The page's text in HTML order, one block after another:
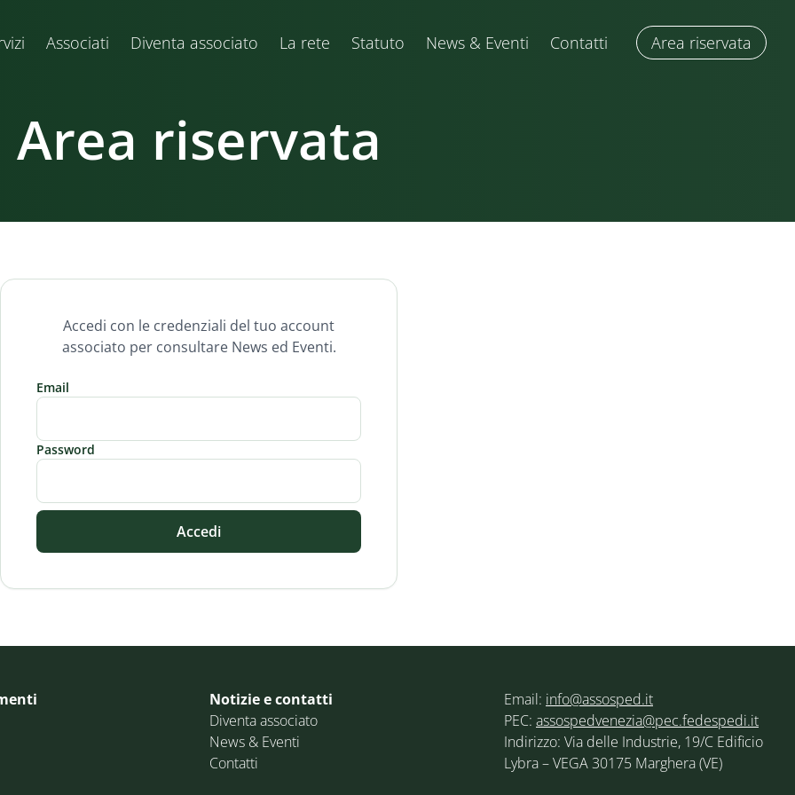
Associati Diventa associato La rete Statuto News & Eventi Contatti Area riservata
Area riservata
Accedi con le credenziali del tuo account
associato per consultare News ed Eventi.
Email
Password
Accedi
Notizie e contatti
Diventa associato
News & Eventi
Contatti
Email: info@assosped.it
PEC: assospedvenezia@pec.fedespedi.it
Indirizzo: Via delle Industrie, 19/C Edificio
Lybra – VEGA 30175 Marghera (VE)